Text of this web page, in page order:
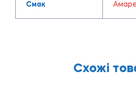
Смак
Схожі